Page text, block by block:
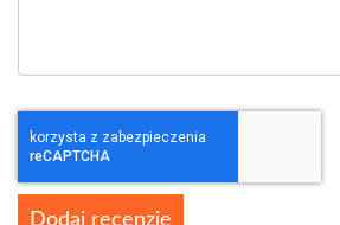
Dodaj recenzję